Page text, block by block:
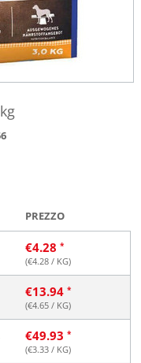
PREZZO
€4.28
(€4.28 / KG)
€13.94
(€4.65 / KG)
€49.93
(€3.33 / KG)